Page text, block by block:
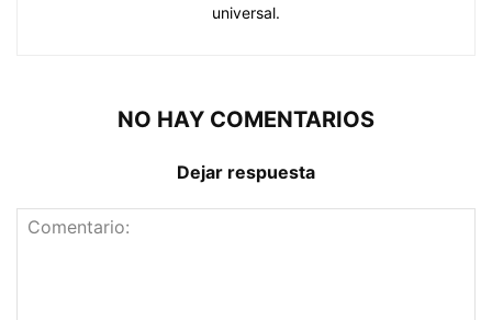
universal.
NO HAY COMENTARIOS
Dejar respuesta